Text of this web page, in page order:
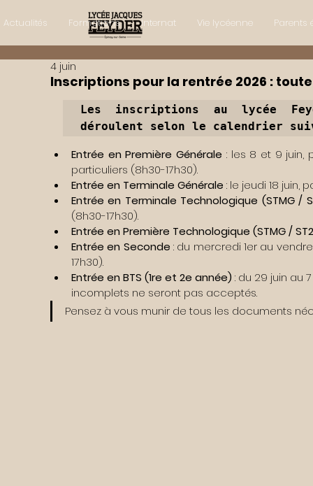
Actualités Formations Internat Vie lycéenne Parents
Inscriptions pour la rentrée 2026 :
4 juin
Les inscriptions au lycée
déroulent selon le calendrier
Entrée en Première Générale : les 8 et 9 juin,
particuliers (8h30-17h30).
Entrée en Terminale Générale : le jeudi 18 juin,
Entrée en Terminale Technologique (STMG /
(8h30-17h30).
Entrée en Première Technologique (STMG /
Entrée en Seconde : du mercredi 1er au
17h30).
Entrée en BTS (1re et 2e année) : du 29 juin au
incomplets ne seront pas acceptés.
Pensez à vous munir de tous les documents